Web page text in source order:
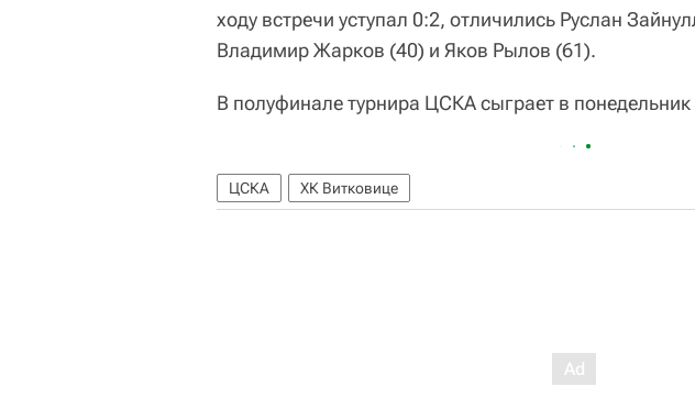
ходу встречи уступал 0:2, отличились Руслан
Владимир Жарков (40) и Яков Рылов (61).
В полуфинале турнира ЦСКА сыграет в
ЦСКА ХК Витковице